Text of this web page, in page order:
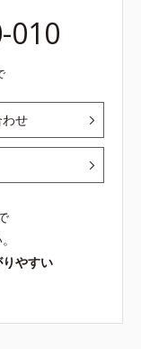
010
せ
やすい